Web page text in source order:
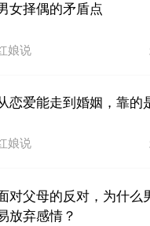
女择偶的矛盾点
娘说
恋爱能走到婚姻，靠的
娘说
对父母的反对，为什么
放弃感情？